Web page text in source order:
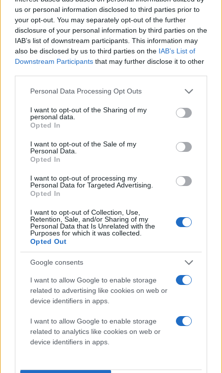
us or personal information disclosed to third parties prior to
your opt-out. You may separately opt-out of the further
disclosure of your personal information by third parties on the
IAB’s list of downstream participants. This information may
also be disclosed by us to third parties on the IAB’s List of
Downstream Participants that may further disclose it to other
Please note that this website/app uses one or more Google
not limited to your visit or usage behaviour. You may click to
grant or deny consent to Google and its third-party tags to
use your data for below specified purposes in below Google
consent section.
Personal Data Processing Opt Outs
I want to opt-out of the Sharing of my
personal data.
Opted In
I want to opt-out of the Sale of my
Personal Data.
Opted In
I want to opt-out of processing my
Personal Data for Targeted Advertising.
Opted In
I want to opt-out of Collection, Use,
Retention, Sale, and/or Sharing of my
Personal Data that Is Unrelated with the
Purposes for which it was collected.
Opted Out
Google consents
I want to allow Google to enable storage
related to advertising like cookies on web or
device identifiers in apps.
I want to allow Google to enable storage
related to analytics like cookies on web or
device identifiers in apps.
κάθε νέου μέλους, αποστέλεται email στην
ηλεκτρονική του διεύθυνση που τον καλεί να
χρησιμοποιήσει το κοινωνικό δίκτυο.
Όλα τα μέλη μπορούν να ποστάρουν, να ανεβάζουν
φωτογραφίες και να κανονίζουν οικογενειακές
συναντήσεις, περιεχόμενο που φυσικά δεν είναι
ορατό σε κανέναν εκτός του οικογενειακού δέντρου.
Τέλος, το Rootsy δεν παρέχει σύνδεση με τα
Facebook,Twitterκαι λοιπά κοινωνικά δίκτυα
προκειμένου να διατηρήσει τον καθαρά οικογενειακό